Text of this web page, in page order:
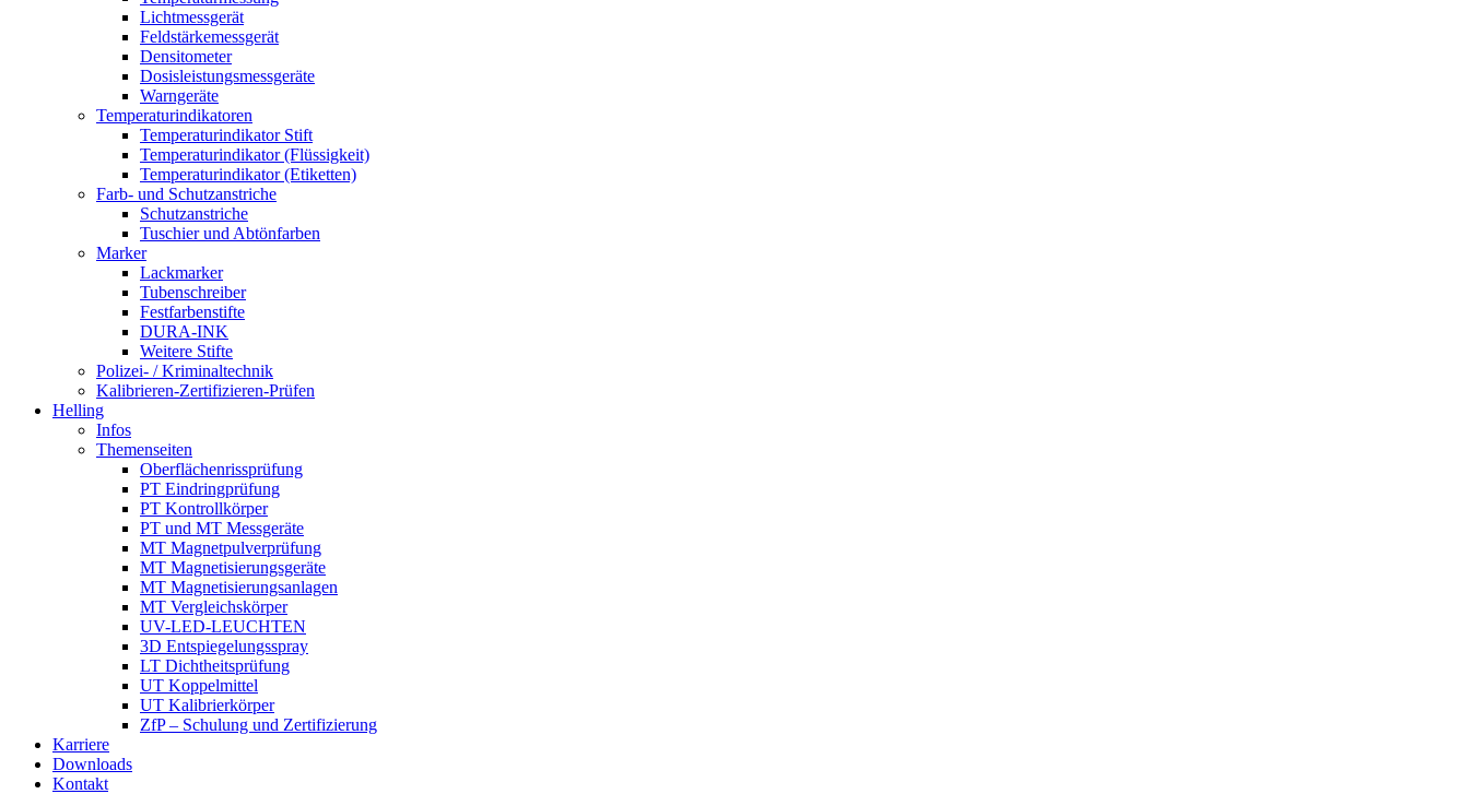
Lichtmessgerät
Feldstärkemessgerät
Densitometer
Dosisleistungsmessgeräte
Warngeräte
Temperaturindikatoren
Temperaturindikator Stift
Temperaturindikator (Flüssigkeit)
Temperaturindikator (Etiketten)
Farb- und Schutzanstriche
Schutzanstriche
Tuschier und Abtönfarben
Marker
Lackmarker
Tubenschreiber
Festfarbenstifte
DURA-INK
Weitere Stifte
Polizei- / Kriminaltechnik
Kalibrieren-Zertifizieren-Prüfen
Helling
Infos
Themenseiten
Oberflächen­rissprüfung
PT Eindringprüfung
PT Kontrollkörper
PT und MT Messgeräte
MT Magnetpulverprüfung
MT Magnetisierungsgeräte
MT Magnetisierungsanlagen
MT Vergleichskörper
UV-LED-LEUCHTEN
3D Entspiegelungsspray
LT Dichtheitsprüfung
UT Koppelmittel
UT Kalibrierkörper
ZfP – Schulung und Zertifizierung
Karriere
Downloads
Kontakt